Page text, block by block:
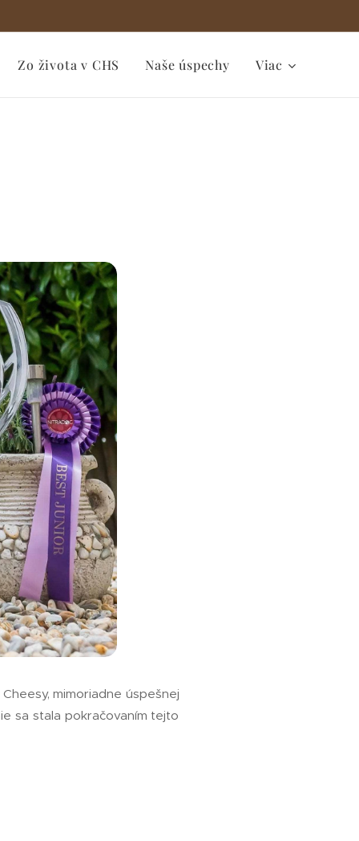
Zo života v CHS Naše úspechy Viac
mimoriadne úspešnej
sa stala pokračovaním tejto